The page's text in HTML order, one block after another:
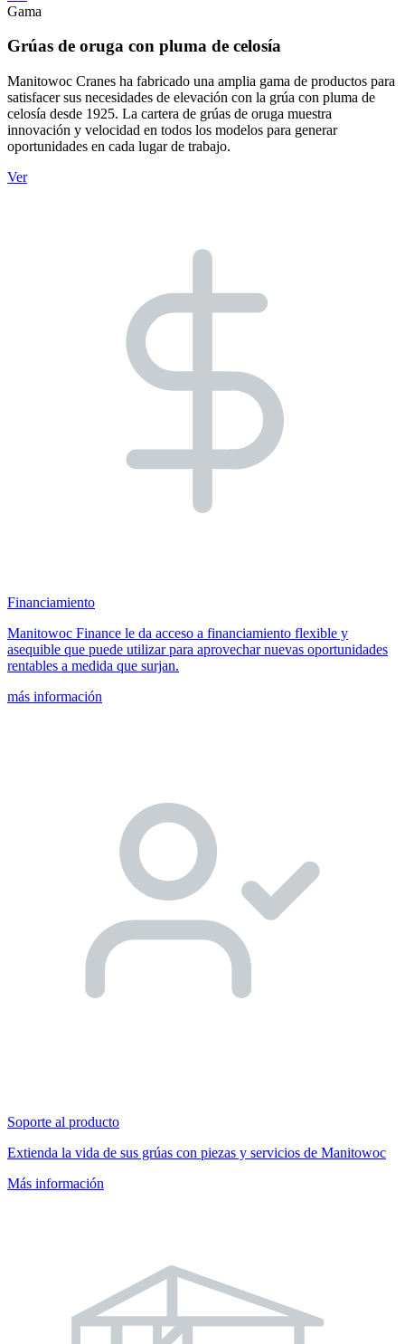
Gama
Grúas de oruga con pluma de celosía
Manitowoc Cranes ha fabricado una amplia gama de productos para
satisfacer sus necesidades de elevación con la grúa con pluma de
celosía desde 1925. La cartera de grúas de oruga muestra
innovación y velocidad en todos los modelos para generar
oportunidades en cada lugar de trabajo.
Ver
Financiamiento
Manitowoc Finance le da acceso a financiamiento flexible y
asequible que puede utilizar para aprovechar nuevas oportunidades
rentables a medida que surjan.
más información
Soporte al producto
Extienda la vida de sus grúas con piezas y servicios de Manitowoc
Más información